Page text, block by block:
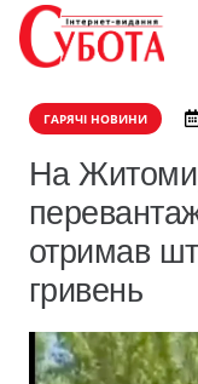
ГАРЯЧІ НОВИНИ
На
отримав
гривень